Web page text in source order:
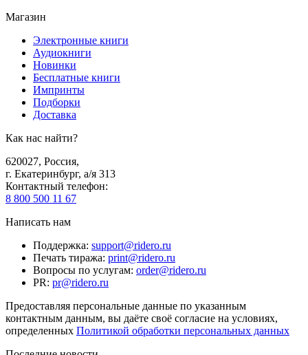
Магазин
Электронные книги
Аудиокниги
Новинки
Бесплатные книги
Импринты
Подборки
Доставка
Как нас найти?
620027, Россия,
г. Екатеринбург, а/я 313
Контактный телефон:
8 800 500 11 67
Написать нам
Поддержка: support@ridero.ru
Печать тиража: print@ridero.ru
Вопросы по услугам: order@ridero.ru
PR: pr@ridero.ru
Предоставляя персональные данные по указанным
контактным данным, вы даёте своё согласие на условиях,
определенных Политикой обработки персональных данных